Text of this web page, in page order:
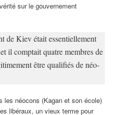
sur le gouvernement
de Kiev était essentiellement
il comptait quatre membres de
être qualifiés de néo-
les néocons (Kagan et son école)
libéraux, un vieux terme pour